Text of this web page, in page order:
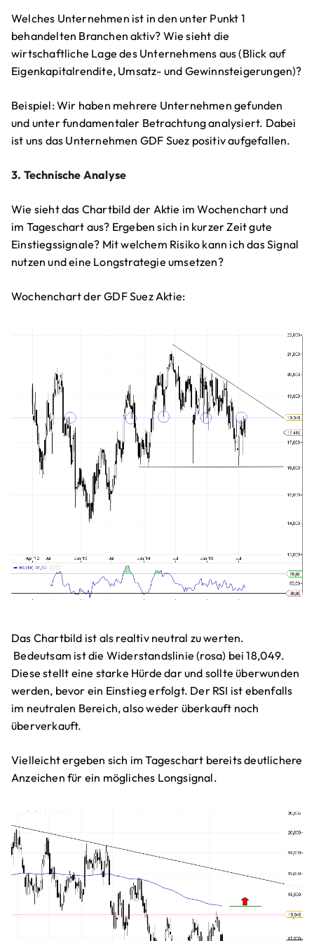
Welches Unternehmen ist in den unter Punkt 1
behandelten Branchen aktiv? Wie sieht die
wirtschaftliche Lage des Unternehmens aus (Blick auf
Eigenkapitalrendite, Umsatz- und Gewinnsteigerungen)?
Beispiel: Wir haben mehrere Unternehmen gefunden
und unter fundamentaler Betrachtung analysiert. Dabei
ist uns das Unternehmen GDF Suez positiv aufgefallen.
3. Technische Analyse
Wie sieht das Chartbild der Aktie im Wochenchart und
im Tageschart aus? Ergeben sich in kurzer Zeit gute
Einstiegssignale? Mit welchem Risiko kann ich das Signal
nutzen und eine Longstrategie umsetzen?
Wochenchart der GDF Suez Aktie:
Das Chartbild ist als realtiv neutral zu werten.
Bedeutsam ist die Widerstandslinie (rosa) bei 18,049.
Diese stellt eine starke Hürde dar und sollte überwunden
werden, bevor ein Einstieg erfolgt. Der RSI ist ebenfalls
im neutralen Bereich, also weder überkauft noch
überverkauft.
Vielleicht ergeben sich im Tageschart bereits deutlichere
Anzeichen für ein mögliches Longsignal.